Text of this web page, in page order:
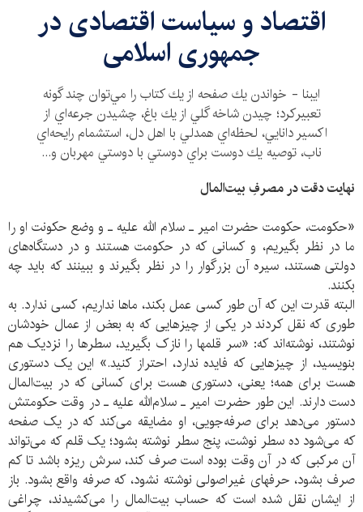
اقتصاد و سیاست اقتصادی در
جمهوری اسلامی
ايبنا - خواندن يك صفحه از‌‌ يك كتاب را مي‌توان چند گونه
تعبيركرد؛ چيدن شاخه گلي از يك باغ، چشيدن جرعه‌اي از
اكسير دانايي، لحظه‌اي همدلي با اهل دل، استشمام رايحه‌اي
ناب، توصيه يك دوست براي دوستي با دوستي مهربان و...
نهایت دقت در مصرفِ بیت‌المال
«حکومت، حکومت حضرت امیر ـ سلام الله علیه ـ و وضع حکونت او را
ما در نظر بگیریم، و کسانی که در حکومت هستند و در دستگاه‌های
دولتی هستند، سیره آن بزرگوار را در نظر بگیرند و ببینند که باید چه
بکنند.
البته قدرت این که آن طور کسی عمل بکند، ماها نداریم، کسی ندارد. به
طوری که نقل کردند در یکی از چیزهایی که به بعض از عمال خودشان
نوشتند، نوشته‌اند که: «سر قلمها را نازک بگیرید، سطرها را نزدیک هم
بنویسید، از چیزهایی که فایده ندارد، احتراز کنید.» این یک دستوری
هست برای همه؛ یعنی، دستوری هست برای کسانی که در بیت‌المال
دست دارند. این طور حضرت امیر ـ سلام‌الله علیه ـ در وقت حکومتش
دستور می‌دهد برای صرفه‌جویی، او مضایقه می‌کند که در یک صفحه
که می‌شود ده سطر نوشت، پنج سطر نوشته بشود؛ یک قلم که می‌تواند
آن مرکبی که در آن وقت بوده است صرف کند، سرش ریزه باشد تا کم
صرف بشود، حرفهای غیراصولی نوشته نشود، که صرفه واقع بشود. باز
از ایشان نقل شده است که حساب بیت‌المال را می‌کشیدند، چراغی